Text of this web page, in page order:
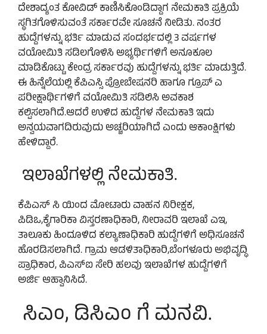
ದೇಶಾದ್ಯಂತ ಕೋವಿಡ್ ಕಾಣಿಸಿಕೊಂಡಿದ್ದಾಗ ನೇಮಕಾತಿ ಪ್ರಕ್ರಿಯೆ
ಸ್ಥಗಿತಗೊಳಿಸುವಂತೆ ಸರ್ಕಾರವೇ ಸೂಚನೆ ನೀಡಿತು. ನಂತರ
ಹುದ್ದೆಗಳನ್ನು ಭರ್ತಿ ಮಾಡುವ ಸಂದರ್ಭದಲ್ಲಿ 3 ವರ್ಷಗಳ
ವಯೋಮಿತಿ ಸಡಿಲಗೊಳಿಸಿ ಅಭ್ಯರ್ಥಿಗಳಿಗೆ ಅನೂಕೂಲ
ಮಾಡಿಕೊಟ್ಟು ಕೇಂದ್ರ ಸರ್ಕಾರವು ಹುದ್ದೆಗಳನ್ನು ಭರ್ತಿ ಮಾಡುತ್ತಿದೆ.
ಈ ಹಿನ್ನೆಲೆಯಲ್ಲಿ ಕೆಪಿಎಸ್ಸಿ ಪ್ರೋಬೇಷನರಿ ಹಾಗೂ ಗ್ರೂಪ್ ಎ
ಪರೀಕ್ಷಾರ್ಥಿಗಳಿಗೆ ವಯೋಮಿತಿ ಸಡಿಲಿಸಿ ಅವಕಾಶ
ಕಲ್ಪಿಸಲಾಗಿದೆ.ಆದರೆ ಉಳಿದ ಹುದ್ದೆಗಳ ನೇಮಕಾತಿ ಇದು
ಅನ್ವಯವಾಗದಿರುವುದು ಅಚ್ಚರಿಯಾಗಿದೆ ಎಂದು ಆಕಾಂಕ್ಷಿಗಳು
ಹೇಳಿದ್ದಾರೆ.
ಇಲಾಖೆಗಳಲ್ಲಿ ನೇಮಕಾತಿ.
ಕೆಪಿಎಸ್ ಸಿ ಯಿಂದ ಮೋಟಾರು ವಾಹನ ನಿರೀಕ್ಷಕ,
ಪಿಡಿಒ,ಕೈಗಾರಿಕಾ ವಿಸ್ತರಣಾಧಿಕಾರಿ, ನೀರಾವರಿ ಇಲಾಖೆ ಎಇ,
ತಾಲೂಕು ಹಿಂದೂಳಿದ ಕಲ್ಯಾಣಾಧಿಕಾರಿ ಹುದ್ದೆಗಳಿಗೆ ಅಧಿಸೂಚನೆ
ಹೊರಡಿಸಲಾಗಿದೆ. ಗ್ರಾಮ ಆಡಳಿತಾಧಿಕಾರಿ,ಬೆಂಗಳೂರು ಅಭಿವೃದ್ಧಿ
ಪ್ರಾಧಿಕಾರ, ಪಿಎಸ್ಐ ಸೇರಿ ಹಲವು ಇಲಾಖೆಗಳ ಹುದ್ದೆಗಳಿಗೆ
ಅರ್ಜಿ ಆಹ್ವಾನಿಸಿದೆ.
ಸಿಎಂ, ಡಿಸಿಎಂ ಗೆ ಮನವಿ.